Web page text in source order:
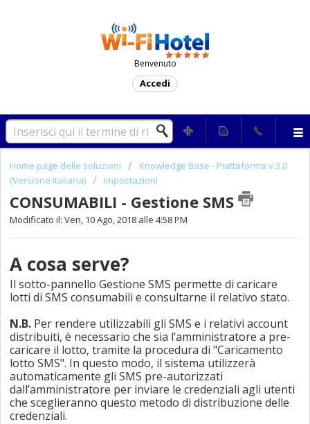
Benvenuto
Accedi
Home page delle soluzioni
Knowledge Base - Piattaforma v.3.0
(Versione Italiana)
Impostazioni
CONSUMABILI - Gestione SMS
Modificato il: Ven, 10 Ago, 2018 alle 4:58 PM
A cosa serve?
Il sotto-pannello Gestione SMS permette di caricare
lotti di SMS consumabili e consultarne il relativo stato.
N.B. Per rendere utilizzabili gli SMS e i relativi account
distribuiti, è necessario che sia l’amministratore a pre-
caricare il lotto, tramite la procedura di "Caricamento
lotto SMS". In questo modo, il sistema utilizzerà
automaticamente gli SMS pre-autorizzati
dall’amministratore per inviare le credenziali agli utenti
che sceglieranno questo metodo di distribuzione delle
credenziali.